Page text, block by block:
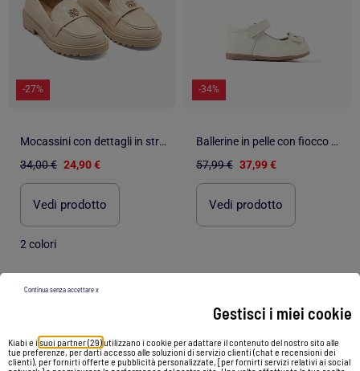
Gestisci i miei cookie
Kiabi e i suoi partner (29)utilizzano i cookie per adattare il contenuto del nostro sito alle
tue preferenze, per darti accesso alle soluzioni di servizio clienti (chat e recensioni dei
clienti), per fornirti offerte e pubblicità personalizzate, [per fornirti servizi relativi ai social
Continua senza accettare x
-27%
Mocassini con dettagli in strass
34,00 € 24,90 €
Vedi prodotto
2 colori
-34%
Ballerine in pelle con fiocco decorativo
57,99 € 37,99 €
Vedi prodotto